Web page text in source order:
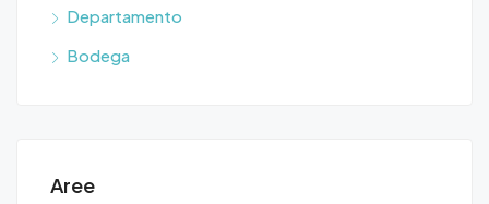
Departamento
Bodega
Aree